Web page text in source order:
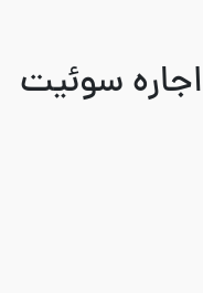
سوئیت